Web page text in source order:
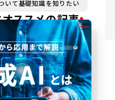
いて基礎知識を知りたい
ススメの記事